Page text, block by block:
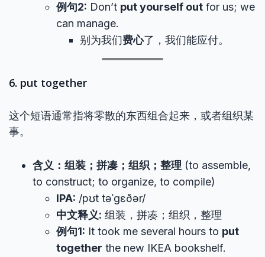
例句2: Don’t put yourself out for us; we
can manage.
别为我们费心了，我们能应付。
6. put together
这个短语通常指将零散的东西组合起来，或者组织某
事。
含义：组装；拼凑；组织；整理 (to assemble,
to construct; to organize, to compile)
IPA: /pʊt təˈɡɛðər/
中文释义: 组装，拼凑；组织，整理
例句1: It took me several hours to put
together the new IKEA bookshelf.